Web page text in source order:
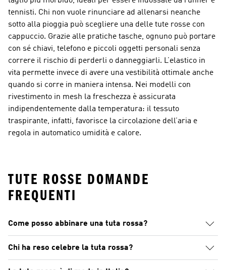
tennisti. Chi non vuole rinunciare ad allenarsi neanche
sotto alla pioggia può scegliere una delle tute rosse con
cappuccio. Grazie alle pratiche tasche, ognuno può portare
con sé chiavi, telefono e piccoli oggetti personali senza
correre il rischio di perderli o danneggiarli. L’elastico in
vita permette invece di avere una vestibilità ottimale anche
quando si corre in maniera intensa. Nei modelli con
rivestimento in mesh la freschezza è assicurata
indipendentemente dalla temperatura: il tessuto
traspirante, infatti, favorisce la circolazione dell’aria e
regola in automatico umidità e calore.
TUTE ROSSE DOMANDE
FREQUENTI
Come posso abbinare una tuta rossa?
Chi ha reso celebre la tuta rossa?